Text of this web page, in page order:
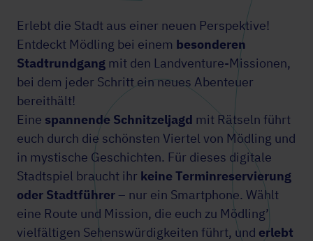
Erlebt die Stadt aus einer neuen Perspektive!
Entdeckt Mödling bei einem besonderen
Stadtrundgang mit den Landventure-Missionen,
bei dem jeder Schritt ein neues Abenteuer
bereithält!
Eine spannende Schnitzeljagd mit Rätseln führt
euch durch die schönsten Viertel von Mödling und
in mystische Geschichten. Für dieses digitale
Stadtspiel braucht ihr keine Terminreservierung
oder Stadtführer – nur ein Smartphone. Wählt
eine Route und Mission, die euch zu Mödling’
vielfältigen Sehenswürdigkeiten führt, und erlebt